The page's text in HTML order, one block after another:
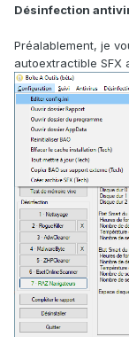
Désinfection
Préalablement, je
autoextractible SFX